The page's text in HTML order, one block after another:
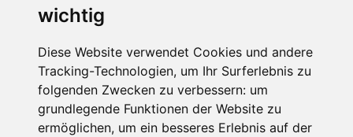
wichtig
Diese Website verwendet Cookies und andere
Tracking-Technologien, um Ihr Surferlebnis zu
folgenden Zwecken zu verbessern: um
grundlegende Funktionen der Website zu
ermöglichen, um ein besseres Erlebnis auf der
Die Schneehoehen Ski APP für iOS und Android - Ein
Muss für alle Wintersportler und Schneefreaks!